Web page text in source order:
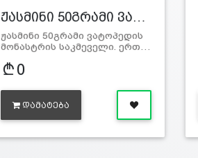
ჟასმინი 50გრამი ვა…
ჟასმინი 50გრამი ვატოპედის
მონასტრის საკმეველი. ერთ…
0
ᲓᲐᲛᲐᲢᲔᲑᲐ